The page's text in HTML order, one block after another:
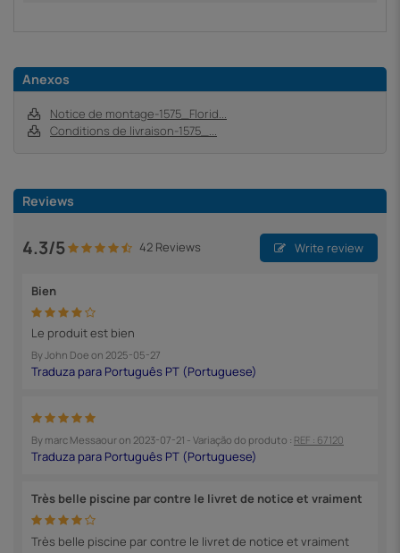
Anexos
Notice de montage-1575_Florid...
Conditions de livraison-1575_...
Reviews
4.3/5 42 Reviews Write review
Bien
Le produit est bien
ByJohn Doe on 2025-05-27
By marc Messaouron 2023-07-21 - Variação do produto : REF : 67120
Très belle piscine par contre le livret de notice et vraiment
Très belle piscine par contre le livret de notice et vraiment